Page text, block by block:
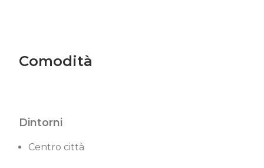
Comodità
Dintorni
Centro città